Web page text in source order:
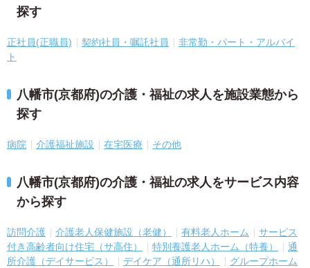
探す
正社員(正職員) 契約社員・嘱託社員
非常勤・パート・アルバイ
ト
八幡市(京都府)の介護・福祉の求人を施設業態から
探す
病院 介護福祉施設 在宅医療 その他
八幡市(京都府)の介護・福祉の求人をサービス内容
から探す
訪問介護 介護老人保健施設（老健） 有料老人ホーム
サービス
付き高齢者向け住宅（サ高住）
特別養護老人ホーム（特養）
通
所介護（デイサービス）
デイケア（通所リハ）
グループホーム